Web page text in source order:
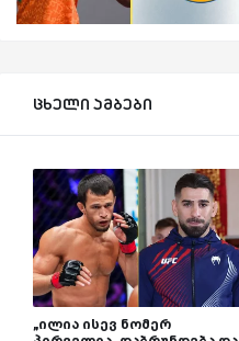
ცხელი ამბები
„ილია ისევ ნომერ